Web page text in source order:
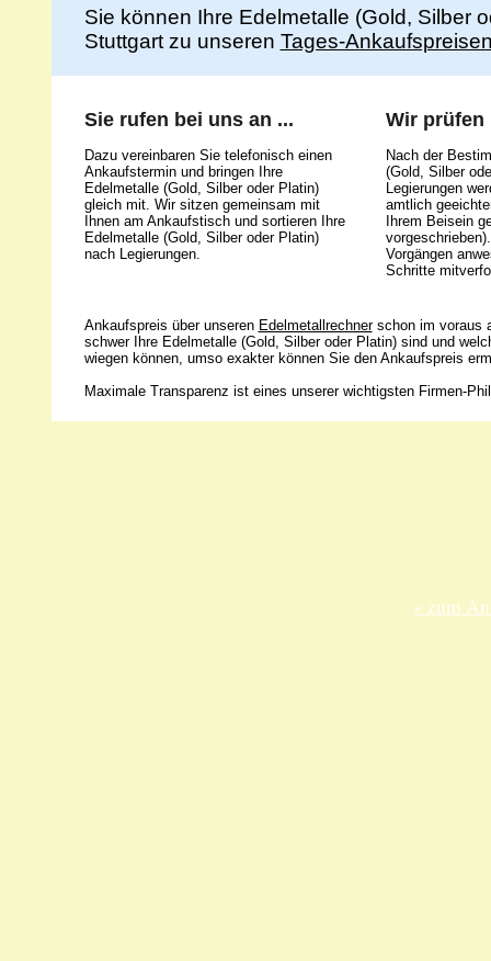
Sie können Ihre Edelmetalle (Gold, Silber
Stuttgart zu unseren Tages-
Sie rufen bei uns an ...
Dazu vereinbaren Sie telefonisch einen
Ankaufstermin und bringen Ihre
Edelmetalle (Gold, Silber oder Platin)
gleich mit. Wir sitzen gemeinsam mit
Ihnen am Ankaufstisch und sortieren Ihre
Edelmetalle (Gold, Silber oder Platin)
nach Legierungen.
Wir prüfen
Nach der
(Gold, Silber
Legierungen
amtlich
Ihrem Beisein
Vorgängen
Schritte
Ankaufspreis über unseren Edelmetallrechnerschon im voraus
schwer Ihre Edelmetalle (Gold, Silber oder Platin) sind und
wiegen können, umso exakter können Sie den Ankaufspreis
Maximale Transparenz ist eines unserer wichtigsten Firmen-
» zum